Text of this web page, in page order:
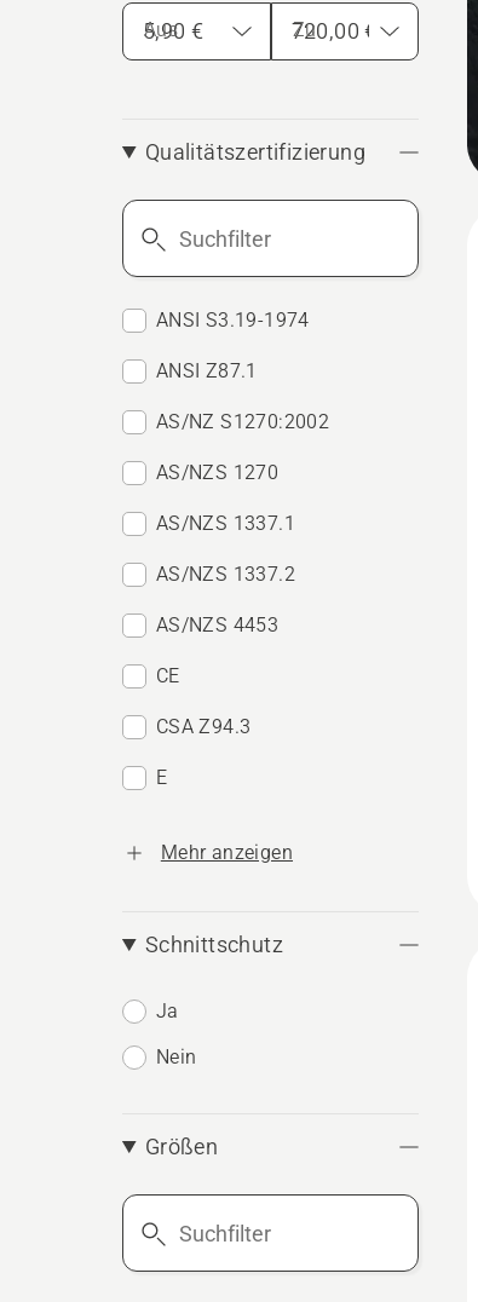
Aus Zu
Qualitätszertifizierung
Suchfilter
ANSI S3.19-1974
ANSI Z87.1
AS/NZ S1270:2002
AS/NZS 1270
AS/NZS 1337.1
AS/NZS 1337.2
AS/NZS 4453
CE
CSA Z94.3
E
Mehr anzeigen
Schnittschutz
Ja
Nein
Größen
Suchfilter